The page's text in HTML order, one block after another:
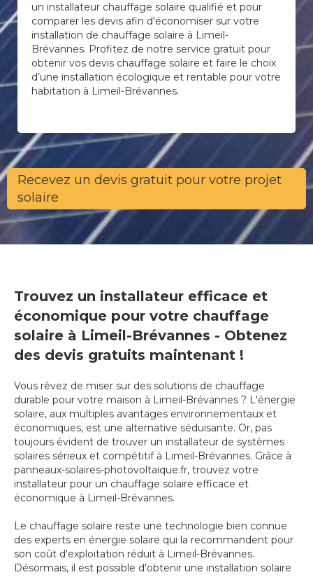
un installateur chauffage solaire qualifié et pour
comparer les devis afin d'économiser sur votre
installation de chauffage solaire à Limeil-
Brévannes. Profitez de notre service gratuit pour
obtenir vos devis chauffage solaire et faire le choix
d’une installation écologique et rentable pour votre
habitation à Limeil-Brévannes.
Recevez un devis gratuit pour votre projet
solaire
Trouvez un installateur efficace et
économique pour votre chauffage
solaire à Limeil-Brévannes - Obtenez
des devis gratuits maintenant !
Vous rêvez de miser sur des solutions de chauffage
durable pour votre maison à Limeil-Brévannes ? L'énergie
solaire, aux multiples avantages environnementaux et
économiques, est une alternative séduisante. Or, pas
toujours évident de trouver un installateur de systèmes
solaires sérieux et compétitif à Limeil-Brévannes. Grâce à
panneaux-solaires-photovoltaique.fr, trouvez votre
installateur pour un chauffage solaire efficace et
économique à Limeil-Brévannes.
Le chauffage solaire reste une technologie bien connue
des experts en énergie solaire qui la recommandent pour
son coût d'exploitation réduit à Limeil-Brévannes.
Désormais, il est possible d'obtenir une installation solaire